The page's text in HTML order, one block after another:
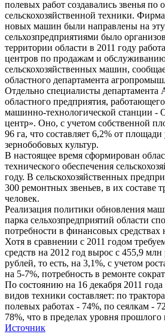
полевых работ создавались звенья
сельскохозяйственной техники.
новых машин были направлены на эту
сельхозпредприятиями было
территории области в 2011 году
центров по продажам и
сельскохозяйственных машин,
областного департамента
Отдельно специалисты
областного предприятия,
машинно-технологической станции -
центр». Оно, с учетом собственной
96 га, что составляет 6,2% от
зернобобовых культур.
В настоящее время сформирован
технического обеспечения
году. В сельскохозяйственных
300 ремонтных звеньев, в их составе
человек.
Реализация политики обновления
парка сельхозпредприятий области
потребности в финансовых средствах
Хотя в сравнении с 2011 годом
средств на 2012 год вырос с 455,9
рублей, то есть, на 3,1%, с учетом
на 5-7%, потребность в ремонте
По состоянию на 16 декабря 2011
видов техники составляет: по
полевых работах - 74%, по сеялкам -
78%, что в пределах уровня прошлого
Источник